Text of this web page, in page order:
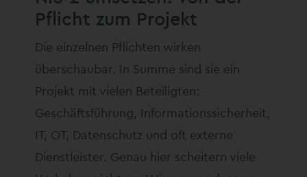
Pflicht zum Projekt
Die einzelnen Pflichten wirken
überschaubar. In Summe sind sie ein
Projekt mit vielen Beteiligten:
Geschäftsführung, Informationssicherheit,
IT, OT, Datenschutz und oft externe
Dienstleister. Genau hier scheitern viele